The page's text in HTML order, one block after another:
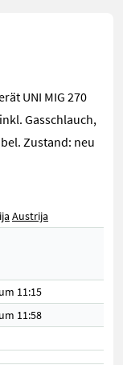
UNI MIG 270
Gasschlauch,
Zustand: neu
Austrija
11:15
11:58